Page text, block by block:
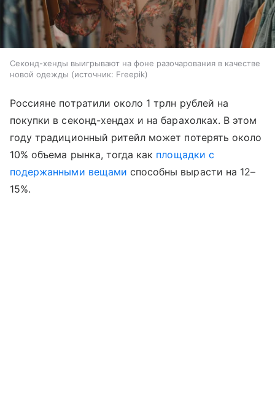
Секонд-хенды выигрывают на фоне разочарования в качестве
новой одежды
источник: Freepik
Россияне потратили около 1 трлн рублей на
покупки в секонд-хендах и на барахолках. В этом
году традиционный ритейл может потерять около
10% объема рынка, тогда как площадки с
подержанными вещами способны вырасти на 12–
15%.